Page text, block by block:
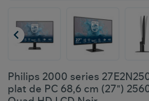

Philips 2000 series
plat de PC 68,6 cm (27")